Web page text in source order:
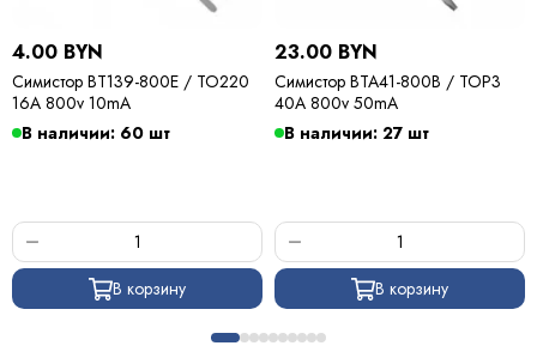
4.00 BYN
Симистор BT139-800E / TO220
16A 800v 10mA
В наличии: 60 шт
В корзину
23.00 BYN
Симистор BTA41-800B / TOP3
40A 800v 50mA
В наличии: 27 шт
В корзину